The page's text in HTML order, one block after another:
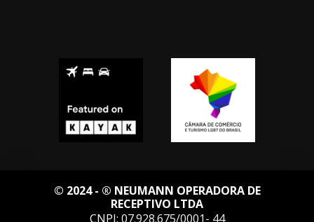
© 2024 - ® NEUMANN OPERADORA DE
RECEPTIVO LTDA
CNPJ: 07.928.675/0001- 44